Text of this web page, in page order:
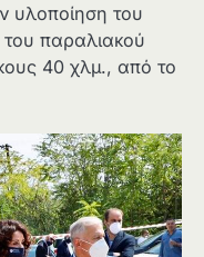
υλοποίηση του
παραλιακού
40 χλμ., από το